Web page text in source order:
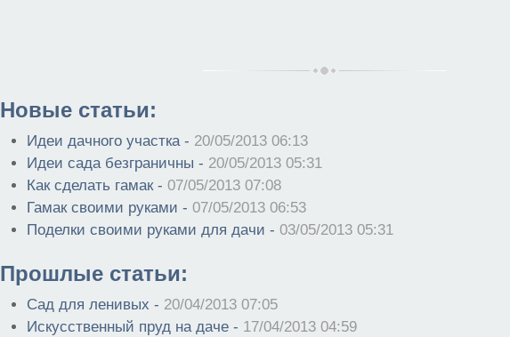
Новые статьи:
Идеи дачного участка - 20/05/2013 06:13
Идеи сада безграничны - 20/05/2013 05:31
Как сделать гамак -07/05/2013 07:08
Гамак своими руками -07/05/2013 06:53
Поделки своими руками для дачи -03/05/2013 05:31
Прошлые статьи:
Сад для ленивых - 20/04/2013 07:05
Искусственный пруд на даче - 17/04/2013 04:59